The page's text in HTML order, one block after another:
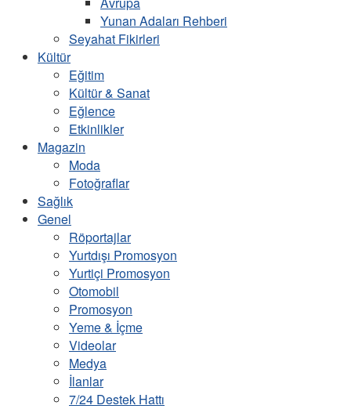
Yunan Adaları Rehberi
Seyahat Fikirleri
Kültür
Eğitim
Kültür & Sanat
Eğlence
Etkinlikler
Magazin
Moda
Fotoğraflar
Sağlık
Genel
Röportajlar
Yurtdışı Promosyon
Yurtiçi Promosyon
Otomobil
Promosyon
Yeme & İçme
Videolar
Medya
İlanlar
7/24 Destek Hattı